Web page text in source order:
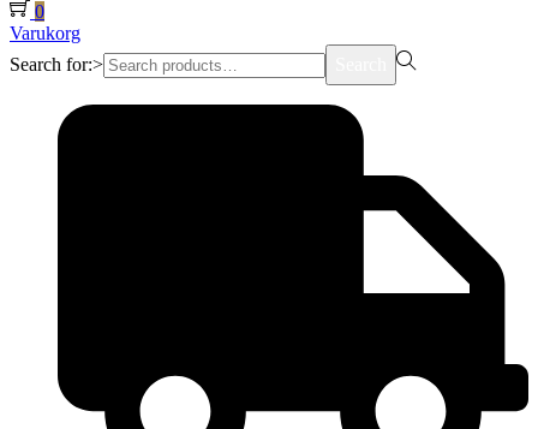
0
Varukorg
Search for:>